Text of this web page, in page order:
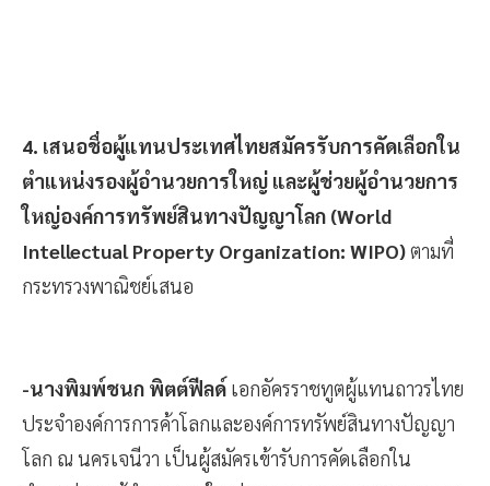
4. เสนอชื่อผู้แทนประเทศไทยสมัครรับการคัดเลือกใน
ตำแหน่งรองผู้อำนวยการใหญ่ และผู้ช่วยผู้อำนวยการ
ใหญ่องค์การทรัพย์สินทางปัญญาโลก (World
Intellectual Property Organization: WIPO)ตามที่
กระทรวงพาณิชย์เสนอ
-นางพิมพ์ชนก พิตต์ฟีลด์ เอกอัครราชทูตผู้แทนถาวรไทย
ประจำองค์การการค้าโลกและองค์การทรัพย์สินทางปัญญา
โลก ณ นครเจนีวา เป็นผู้สมัครเข้ารับการคัดเลือกใน